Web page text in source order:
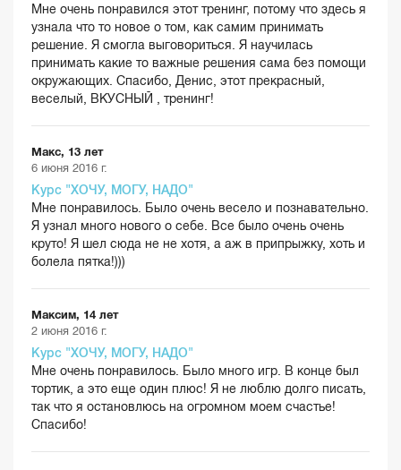
Мне очень понравился этот тренинг, потому что здесь я
узнала что то новое о том, как самим принимать
решение. Я смогла выговориться. Я научилась
принимать какие то важные решения сама без помощи
окружающих. Спасибо, Денис, этот прекрасный,
веселый, ВКУСНЫЙ , тренинг!
Макс, 13 лет
6 июня 2016 г.
Курс "ХОЧУ, МОГУ, НАДО"
Мне понравилось. Было очень весело и познавательно.
Я узнал много нового о себе. Все было очень очень
круто! Я шел сюда не не хотя, а аж в припрыжку, хоть и
болела пятка!)))
Максим, 14 лет
2 июня 2016 г.
Курс "ХОЧУ, МОГУ, НАДО"
Мне очень понравилось. Было много игр. В конце был
тортик, а это еще один плюс! Я не люблю долго писать,
так что я остановлюсь на огромном моем счастье!
Спасибо!